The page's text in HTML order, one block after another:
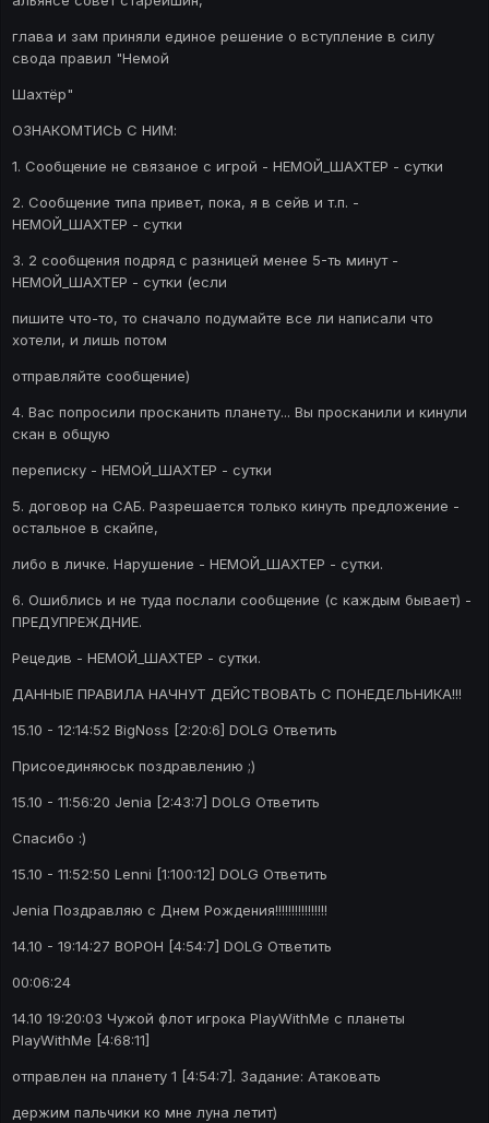
глава и зам приняли единое решение о вступление в силу
свода правил "Немой
Шахтёр"
ОЗНАКОМТИСЬ С НИМ:
1. Сообщение не связаное с игрой - НЕМОЙ_ШАХТЕР - сутки
2. Сообщение типа привет, пока, я в сейв и т.п. -
НЕМОЙ_ШАХТЕР - сутки
3. 2 сообщения подряд с разницей менее 5-ть минут -
НЕМОЙ_ШАХТЕР - сутки (если
пишите что-то, то сначало подумайте все ли написали что
хотели, и лишь потом
отправляйте сообщение)
4. Вас попросили просканить планету... Вы просканили и кинули
скан в общую
переписку - НЕМОЙ_ШАХТЕР - сутки
5. договор на САБ. Разрешается только кинуть предложение -
остальное в скайпе,
либо в личке. Нарушение - НЕМОЙ_ШАХТЕР - сутки.
6. Ошиблись и не туда послали сообщение (с каждым бывает) -
ПРЕДУПРЕЖДНИЕ.
Рецедив - НЕМОЙ_ШАХТЕР - сутки.
ДАННЫЕ ПРАВИЛА НАЧНУТ ДЕЙСТВОВАТЬ С ПОНЕДЕЛЬНИКА!!!
15.10 - 12:14:52 BigNoss [2:20:6] DOLG Ответить
Присоединяюськ поздравлению ;)
15.10 - 11:56:20 Jenia [2:43:7] DOLG Ответить
Спасибо :)
15.10 - 11:52:50 Lenni [1:100:12] DOLG Ответить
Jenia Поздравляю с Днем Рождения!!!!!!!!!!!!!!!!
14.10 - 19:14:27 BOPOH [4:54:7] DOLG Ответить
00:06:24
14.10 19:20:03 Чужой флот игрока PlayWithMe с планеты
PlayWithMe [4:68:11]
отправлен на планету 1 [4:54:7]. Задание: Атаковать
держим пальчики ко мне луна летит)